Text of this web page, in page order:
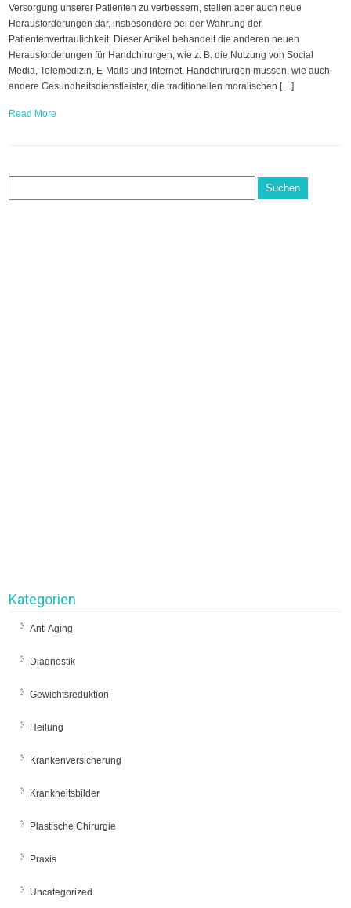
Versorgung unserer Patienten zu verbessern, stellen aber auch neue
Herausforderungen dar, insbesondere bei der Wahrung der
Patientenvertraulichkeit. Dieser Artikel behandelt die anderen neuen
Herausforderungen für Handchirurgen, wie z. B. die Nutzung von Social
Media, Telemedizin, E-Mails und Internet. Handchirurgen müssen, wie auch
andere Gesundheitsdienstleister, die traditionellen moralischen […]
Read More
Kategorien
Anti Aging
Diagnostik
Gewichtsreduktion
Heilung
Krankenversicherung
Krankheitsbilder
Plastische Chirurgie
Praxis
Uncategorized